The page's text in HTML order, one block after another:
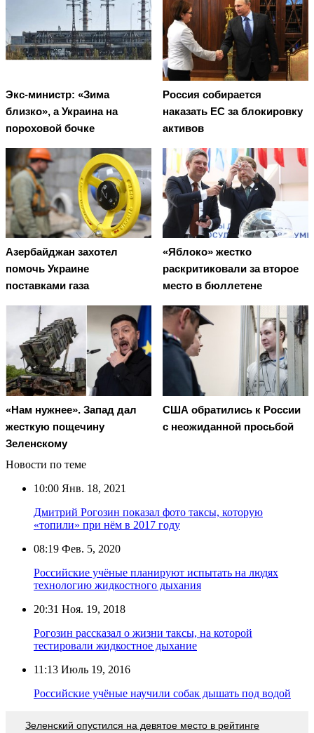
Экс-министр: «Зима
близко», а Украина на
пороховой бочке
Россия собирается
наказать EC за блокировку
активов
Азербайджан захотел
помочь Украине
поставками газа
«Яблоко» жестко
раскритиковали за второе
место в бюллетене
«Нам нужнее». Запад дал
жесткую пощечину
Зеленскому
США обратились к России
с неожиданной просьбой
Новости по теме
10:00 Янв. 18, 2021
Дмитрий Рогозин показал фото таксы, которую
«топили» при нём в 2017 году
08:19 Фев. 5, 2020
Российские учёные планируют испытать на людях
технологию жидкостного дыхания
20:31 Ноя. 19, 2018
Рогозин рассказал о жизни таксы, на которой
тестировали жидкостное дыхание
11:13 Июль 19, 2016
Российские учёные научили собак дышать под водой
Зеленский опустился на девятое место в рейтинге